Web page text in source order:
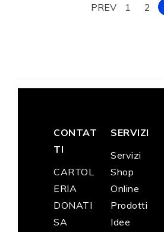
PREV 1 2
CONTAT
TI
CARTOL
ERIA
DONATI
SA
SERVIZI
Servizi
Shop
Online
Prodotti
Idee